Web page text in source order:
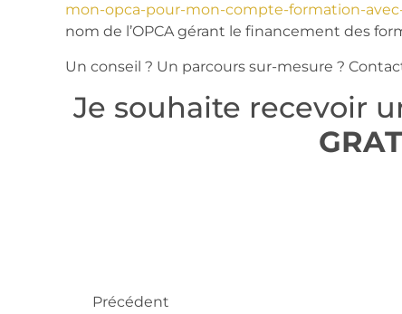
mon-opca-pour-mon-compte-formation-
nom de l’OPCA gérant le financement des
Un conseil ? Un parcours sur-mesure ?
Je souhaite recevoir
Précédent